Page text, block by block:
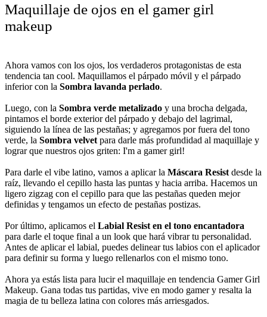
Maquillaje de ojos en el gamer girl
makeup
Ahora vamos con los ojos, los verdaderos protagonistas de esta
tendencia tan cool. Maquillamos el párpado móvil y el párpado
inferior con la Sombra lavanda perlado.
Luego, con la Sombra verde metalizado y una brocha delgada,
pintamos el borde exterior del párpado y debajo del lagrimal,
siguiendo la línea de las pestañas; y agregamos por fuera del tono
verde, la Sombra velvet para darle más profundidad al maquillaje y
lograr que nuestros ojos griten: I'm a gamer girl!
Para darle el vibe latino, vamos a aplicar la Máscara Resist desde la
raíz, llevando el cepillo hasta las puntas y hacia arriba. Hacemos un
ligero zigzag con el cepillo para que las pestañas queden mejor
definidas y tengamos un efecto de pestañas postizas.
Por último, aplicamos el Labial Resist en el tono encantadora
para darle el toque final a un look que hará vibrar tu personalidad.
Antes de aplicar el labial, puedes delinear tus labios con el aplicador
para definir su forma y luego rellenarlos con el mismo tono.
Ahora ya estás lista para lucir el maquillaje en tendencia Gamer Girl
Makeup. Gana todas tus partidas, vive en modo gamer y resalta la
magia de tu belleza latina con colores más arriesgados.